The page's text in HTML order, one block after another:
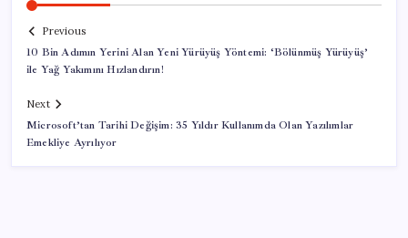
Previous
10 Bin Adımın Yerini Alan Yeni Yürüyüş Yöntemi: ‘Bölünmüş Yürüyüş’
ile Yağ Yakımını Hızlandırın!
Next
Microsoft’tan Tarihi Değişim: 35 Yıldır Kullanımda Olan Yazılımlar
Emekliye Ayrılıyor